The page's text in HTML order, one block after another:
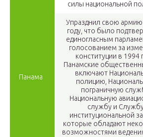
силы национальной
Панама
Упразднил свою армию
году, что было
единогласным
голосованием за
конституции в 1994
Панамские
включают
полицию,
пограничную
Национальную
службу и
институциональной
которые обладают
возможностями